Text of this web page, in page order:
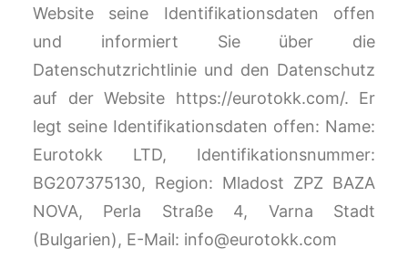
Website seine Identifikationsdaten offen
und informiert Sie über die
Datenschutzrichtlinie und den Datenschutz
auf der Website https://eurotokk.com/. Er
legt seine Identifikationsdaten offen: Name:
Eurotokk LTD, Identifikationsnummer:
BG207375130, Region: Mladost ZPZ BAZA
NOVA, Perla Straße 4, Varna Stadt
(Bulgarien), E-Mail: info@eurotokk.com